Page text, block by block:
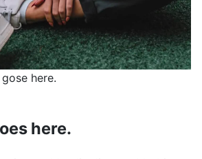
here.
here.